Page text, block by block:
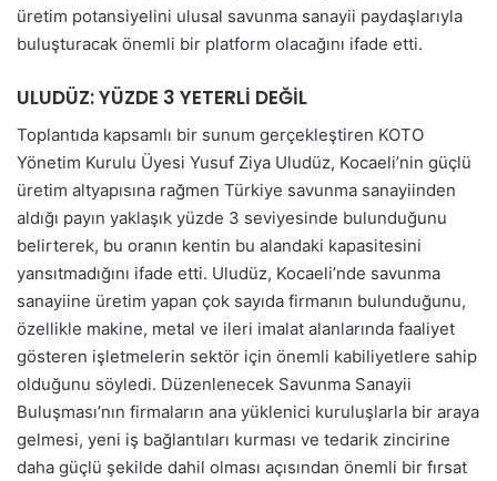
üretim potansiyelini ulusal savunma sanayii paydaşlarıyla
buluşturacak önemli bir platform olacağını ifade etti.
ULUDÜZ: YÜZDE 3 YETERLİ DEĞİL
Toplantıda kapsamlı bir sunum gerçekleştiren KOTO
Yönetim Kurulu Üyesi Yusuf Ziya Uludüz, Kocaeli’nin güçlü
üretim altyapısına rağmen Türkiye savunma sanayiinden
aldığı payın yaklaşık yüzde 3 seviyesinde bulunduğunu
belirterek, bu oranın kentin bu alandaki kapasitesini
yansıtmadığını ifade etti. Uludüz, Kocaeli’nde savunma
sanayiine üretim yapan çok sayıda firmanın bulunduğunu,
özellikle makine, metal ve ileri imalat alanlarında faaliyet
gösteren işletmelerin sektör için önemli kabiliyetlere sahip
olduğunu söyledi. Düzenlenecek Savunma Sanayii
Buluşması’nın firmaların ana yüklenici kuruluşlarla bir araya
gelmesi, yeni iş bağlantıları kurması ve tedarik zincirine
daha güçlü şekilde dahil olması açısından önemli bir fırsat